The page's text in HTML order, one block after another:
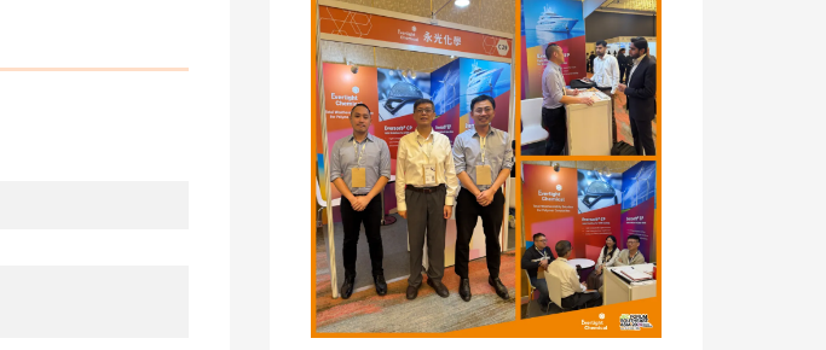
化妝品用添加劑